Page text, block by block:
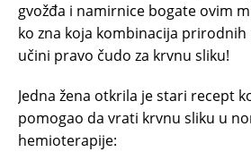
gvožđa i namirnice bogate ovim
ko zna koja kombinacija
učini pravo čudo za krvnu sliku!
Jedna žena otkrila je stari recept
pomogao da vrati krvnu sliku u
hemioterapije: